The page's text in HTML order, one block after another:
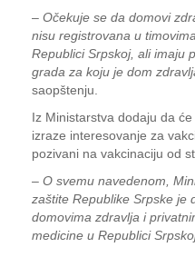
– Očekuje se da domovi
nisu registrovana u
Republici Srpskoj, ali imaju
grada za koju je dom
saopštenju.
Iz Ministarstva dodaju da
izraze interesovanje za
pozivani na vakcinaciju od
– O svemu navedenom,
zaštite Republike Srpske je
domovima zdravlja i
medicine u Republici